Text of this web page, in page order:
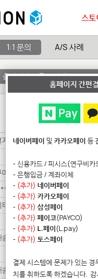
스토
1:1 문의 A/S 사례
출력서비스 종료 안내
제***
매***
타**************
송***
송***
홈페이지 간편
네이버페이 및 카카오페이 등
- 신용카드 / 피시스(연구비카
- 은행입금 / 계좌이체
- (추가) 네이버페이
- (추가) 카카오페이
- (추가) 삼성페이
- (추가) 페이코(PAYCO)
- (추가) L.페이(L.pay)
- (추가) 토스페이
결제 시스템에 문제가 있는
치를 취하도록 하겠습니다.